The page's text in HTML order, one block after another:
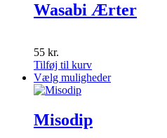
Wasabi Ærter
55 kr.
Tilføj til kurv
Vælg mulighederDette
Misodip